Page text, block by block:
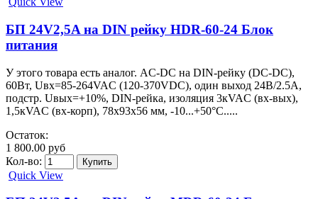
БП 24V2,5A на DIN рейку HDR-60-24 Блок
питания
У этого товара есть аналог. AC-DC на DIN-рейку (DC-DC),
60Вт, Uвх=85-264VAC (120-370VDC), один выход 24В/2.5А,
подстр. Uвых=+10%, DIN-рейка, изоляция 3кVAC (вх-вых),
1,5кVAC (вх-корп), 78х93х56 мм, -10...+50°С.....
Остаток:
1 800.00 руб
Кол-во:
Quick View